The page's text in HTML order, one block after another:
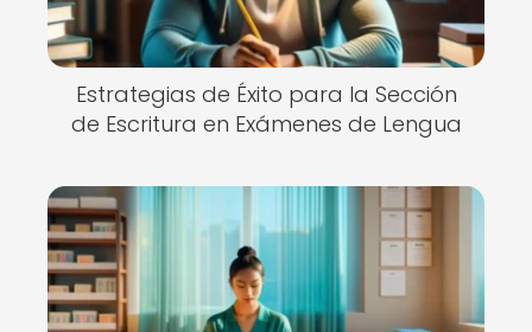
Estrategias de Éxito para la Sección
de Escritura en Exámenes de Lengua